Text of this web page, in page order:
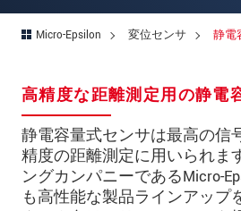
Micro-Epsilon 変位センサ 静電
高精度な距離測定用の静電
静電容量式センサは最高の信
精度の距離測定に用いられま
ングカンパニーであるMicro-
も高性能な製品ラインアップ
電話
メッセージ
ご連絡願います